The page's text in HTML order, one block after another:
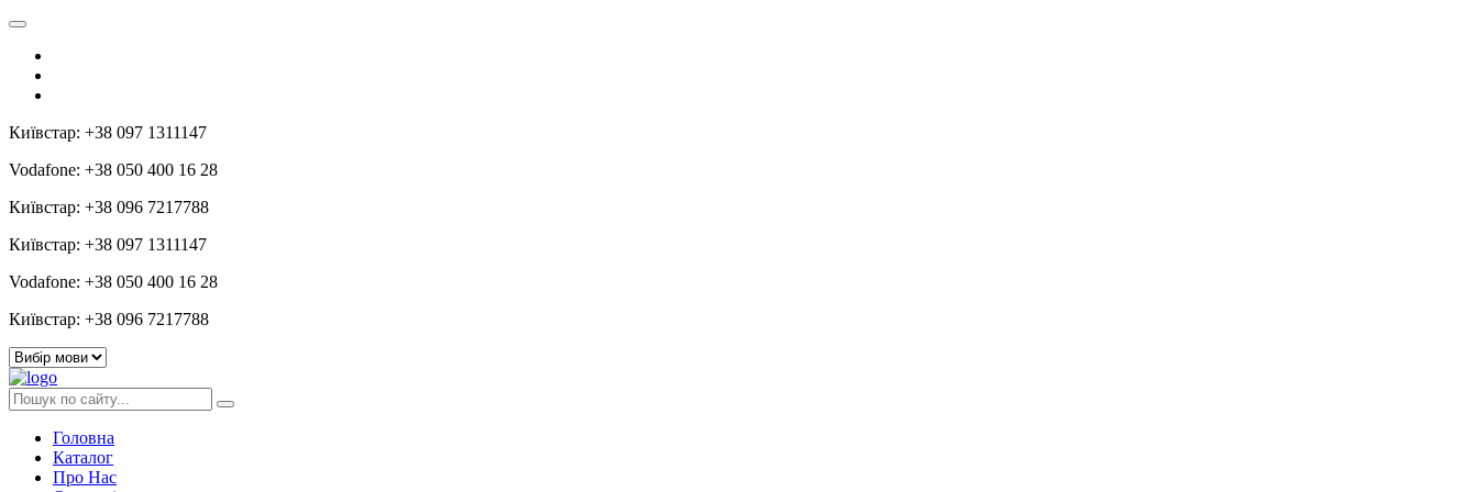
Київстар: +38 097 1311147
Vodafone: +38 050 400 16 28
Київстар: +38 096 7217788
Київстар: +38 097 1311147
Vodafone: +38 050 400 16 28
Київстар: +38 096 7217788
Головна
Каталог
Про Нас